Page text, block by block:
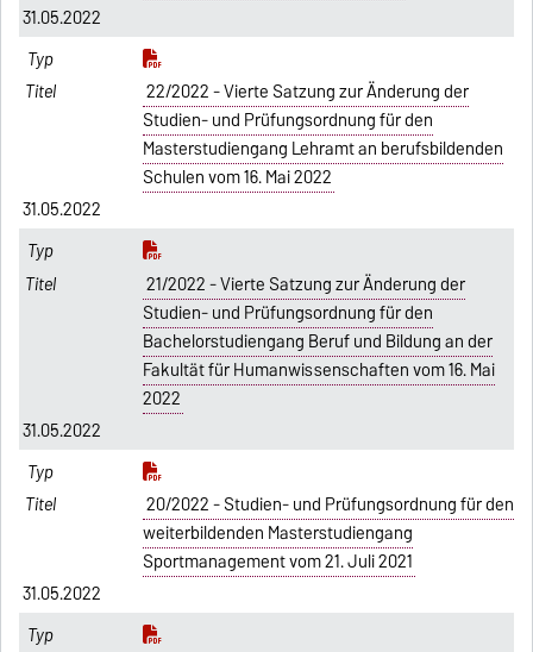
31.05.2022
22/2022 - Vierte Satzung zur Änderung der
Studien- und Prüfungsordnung für den
Masterstudiengang Lehramt an berufsbildenden
Schulen vom 16. Mai 2022
31.05.2022
21/2022 - Vierte Satzung zur Änderung der
Studien- und Prüfungsordnung für den
Bachelorstudiengang Beruf und Bildung an der
Fakultät für Humanwissenschaften vom 16. Mai
2022
31.05.2022
20/2022 - Studien- und Prüfungsordnung für den
weiterbildenden Masterstudiengang
Sportmanagement vom 21. Juli 2021
31.05.2022